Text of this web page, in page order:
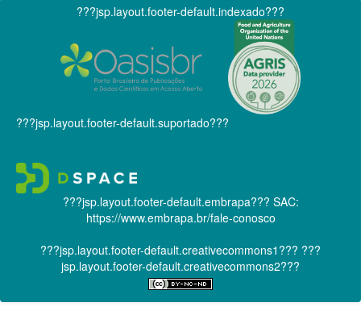
???jsp.layout.footer-default.indexado???
???jsp.layout.footer-default.suportado???
???jsp.layout.footer-default.embrapa??? SAC:
https://www.embrapa.br/fale-conosco
???jsp.layout.footer-default.creativecommons1??? ???
jsp.layout.footer-default.creativecommons2???